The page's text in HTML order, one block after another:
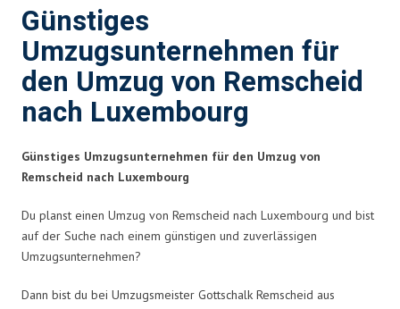
Günstiges
Umzugsunternehmen für
den Umzug von Remscheid
nach Luxembourg
Günstiges Umzugsunternehmen für den Umzug von
Remscheid nach Luxembourg
Du planst einen Umzug von Remscheid nach Luxembourg und bist
auf der Suche nach einem günstigen und zuverlässigen
Umzugsunternehmen?
Dann bist du bei Umzugsmeister Gottschalk Remscheid aus